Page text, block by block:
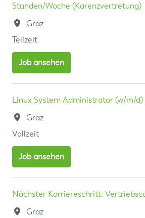
Stunden/Woche (Karenzvertretung)
Graz
Teilzeit
Job ansehen
Linux System Administrator (w/m/d)
Graz
Vollzeit
Job ansehen
Nächster Karriereschritt:
Graz